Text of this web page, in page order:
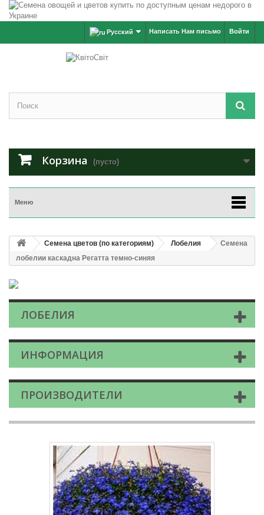
Войти
Написать Нам письмо
Русский
Корзина (пусто)
Меню
Семена цветов (по категориям) Лобелия
Семена
лобелии каскадна Регатта темно-синяя
ЛОБЕЛИЯ
ИНФОРМАЦИЯ
ПРОИЗВОДИТЕЛИ